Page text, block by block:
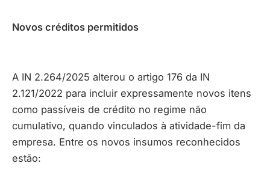
Novos créditos permitidos
A IN 2.264/2025 alterou o artigo 176 da IN
2.121/2022 para incluir expressamente novos itens
como passíveis de crédito no regime não
cumulativo, quando vinculados à atividade-fim da
empresa. Entre os novos insumos reconhecidos
estão: